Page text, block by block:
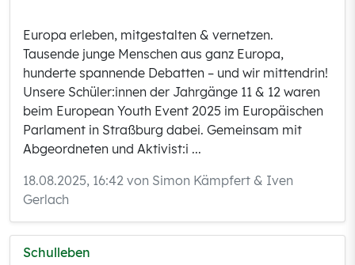
Europa erleben, mitgestalten & vernetzen.
Tausende junge Menschen aus ganz Europa,
hunderte spannende Debatten – und wir mittendrin!
Unsere Schüler:innen der Jahrgänge 11 & 12 waren
beim European Youth Event 2025 im Europäischen
Parlament in Straßburg dabei. Gemeinsam mit
Abgeordneten und Aktivist:i ...
18.08.2025, 16:42 von Simon Kämpfert & Iven
Gerlach
Schulleben